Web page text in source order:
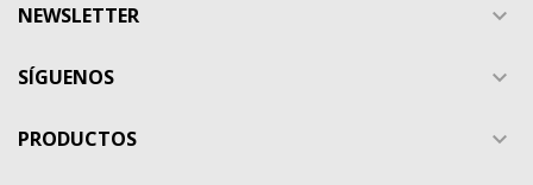
NEWSLETTER 
SÍGUENOS 
PRODUCTOS 